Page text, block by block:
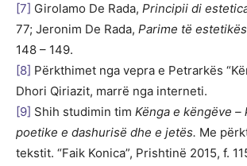
[7] Girolamo De Rada, Principii di
77; Jeronim De Rada, Parime të estetikës
148 – 149.
[8] Përkthimet nga vepra e Petrarkës
Dhori Qiriazit, marrë nga interneti.
[9] Shih studimin tim Kënga e këngëve –
poetike e dashurisë dhe e jetës. Me
tekstit. “Faik Konica”, Prishtinë 2015, f.